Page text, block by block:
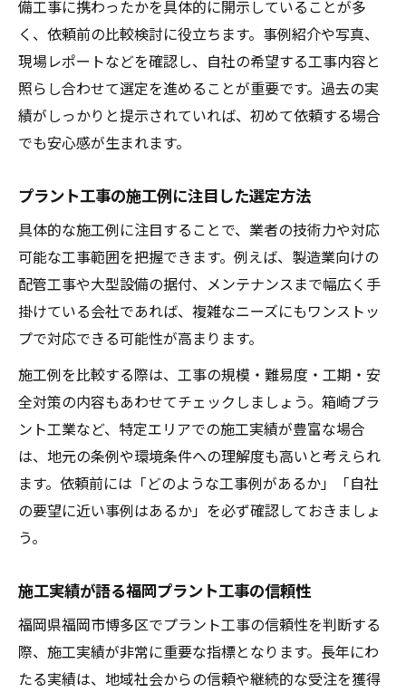
備工事に携わったかを具体的に開示していることが多
く、依頼前の比較検討に役立ちます。事例紹介や写真、
現場レポートなどを確認し、自社の希望する工事内容と
照らし合わせて選定を進めることが重要です。過去の実
績がしっかりと提示されていれば、初めて依頼する場合
でも安心感が生まれます。
プラント工事の施工例に注目した選定方法
具体的な施工例に注目することで、業者の技術力や対応
可能な工事範囲を把握できます。例えば、製造業向けの
配管工事や大型設備の据付、メンテナンスまで幅広く手
掛けている会社であれば、複雑なニーズにもワンストッ
プで対応できる可能性が高まります。
施工例を比較する際は、工事の規模・難易度・工期・安
全対策の内容もあわせてチェックしましょう。箱崎プラ
ント工業など、特定エリアでの施工実績が豊富な場合
は、地元の条例や環境条件への理解度も高いと考えられ
ます。依頼前には「どのような工事例があるか」「自社
の要望に近い事例はあるか」を必ず確認しておきましょ
う。
施工実績が語る福岡プラント工事の信頼性
福岡県福岡市博多区でプラント工事の信頼性を判断する
際、施工実績が非常に重要な指標となります。長年にわ
たる実績は、地域社会からの信頼や継続的な受注を獲得